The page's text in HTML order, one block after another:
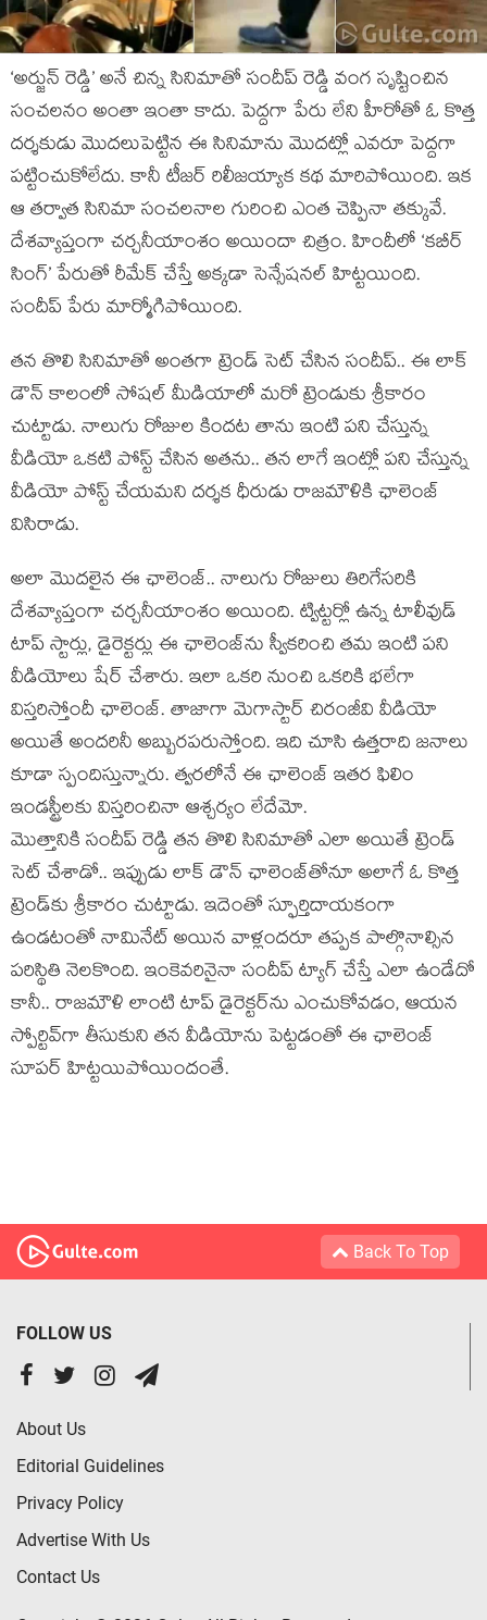
‘అర్జున్ రెడ్డి’ అనే చిన్న సినిమాతో సందీప్ రెడ్డి వంగ సృష్టించిన
సంచలనం అంతా ఇంతా కాదు. పెద్దగా పేరు లేని హీరోతో ఓ కొత్త
దర్శకుడు మొదలుపెట్టిన ఈ సినిమాను మొదట్లో ఎవరూ పెద్దగా
పట్టించుకోలేదు. కానీ టీజర్ రిలీజయ్యాక కథ మారిపోయింది. ఇక
ఆ తర్వాత సినిమా సంచలనాల గురించి ఎంత చెప్పినా తక్కువే.
దేశవ్యాప్తంగా చర్చనీయాంశం అయిందా చిత్రం. హిందీలో ‘కబీర్
సింగ్’ పేరుతో రీమేక్ చేస్తే అక్కడా సెన్సేషనల్ హిట్టయింది.
సందీప్ పేరు మార్మోగిపోయింది.
తన తొలి సినిమాతో అంతగా ట్రెండ్ సెట్ చేసిన సందీప్.. ఈ లాక్
డౌన్ కాలంలో సోషల్ మీడియాలో మరో ట్రెండుకు శ్రీకారం
చుట్టాడు. నాలుగు రోజుల కిందట తాను ఇంటి పని చేస్తున్న
వీడియో ఒకటి పోస్ట్ చేసిన అతను.. తన లాగే ఇంట్లో పని చేస్తున్న
వీడియో పోస్ట్ చేయమని దర్శక ధీరుడు రాజమౌళికి ఛాలెంజ్
విసిరాడు.
అలా మొదలైన ఈ ఛాలెంజ్.. నాలుగు రోజులు తిరిగేసరికి
దేశవ్యాప్తంగా చర్చనీయాంశం అయింది. ట్విట్టర్లో ఉన్న టాలీవుడ్
టాప్ స్టార్లు, డైరెక్టర్లు ఈ ఛాలెంజ్‌ను స్వీకరించి తమ ఇంటి పని
వీడియోలు షేర్ చేశారు. ఇలా ఒకరి నుంచి ఒకరికి భలేగా
విస్తరిస్తోందీ ఛాలెంజ్. తాజాగా మెగాస్టార్ చిరంజీవి వీడియో
అయితే అందరినీ అబ్బురపరుస్తోంది. ఇది చూసి ఉత్తరాది జనాలు
కూడా స్పందిస్తున్నారు. త్వరలోనే ఈ ఛాలెంజ్ ఇతర ఫిలిం
ఇండస్ట్రీలకు విస్తరించినా ఆశ్చర్యం లేదేమో.
మొత్తానికి సందీప్ రెడ్డి తన తొలి సినిమాతో ఎలా అయితే ట్రెండ్
సెట్ చేశాడో.. ఇప్పుడు లాక్ డౌన్ ఛాలెంజ్‌తోనూ అలాగే ఓ కొత్త
ట్రెండ్‌కు శ్రీకారం చుట్టాడు. ఇదెంతో స్ఫూర్తిదాయకంగా
ఉండటంతో నామినేట్ అయిన వాళ్లందరూ తప్పక పాల్గొనాల్సిన
పరిస్థితి నెలకొంది. ఇంకెవరినైనా సందీప్ ట్యాగ్ చేస్తే ఎలా ఉండేదో
కానీ.. రాజమౌళి లాంటి టాప్ డైరెక్టర్‌ను ఎంచుకోవడం, ఆయన
స్పోర్టివ్‌గా తీసుకుని తన వీడియోను పెట్టడంతో ఈ ఛాలెంజ్
సూపర్ హిట్టయిపోయిందంతే.
Back To Top
FOLLOW US
About Us
Editorial Guidelines
Privacy Policy
Advertise With Us
Contact Us